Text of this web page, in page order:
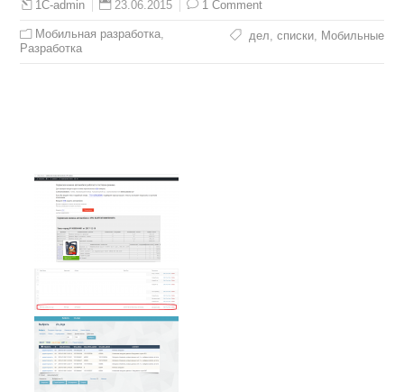
1C-admin 23.06.2015 1 Comment
Мобильная разработка,
Разработка
дел, списки, Мобильные